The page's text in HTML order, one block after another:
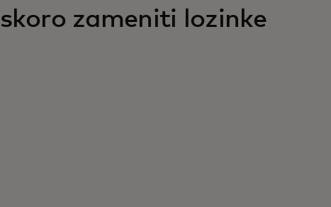
zameniti lozinke